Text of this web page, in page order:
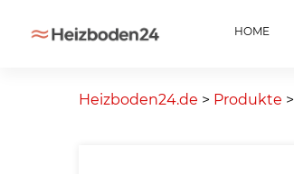
HOME
Heizboden24.de > Produkte >